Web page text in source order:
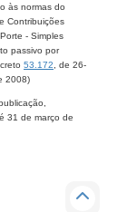
às normas do
Contribuições
- Simples
passivo por
53.172 , de 26-
2008)
31 de março de